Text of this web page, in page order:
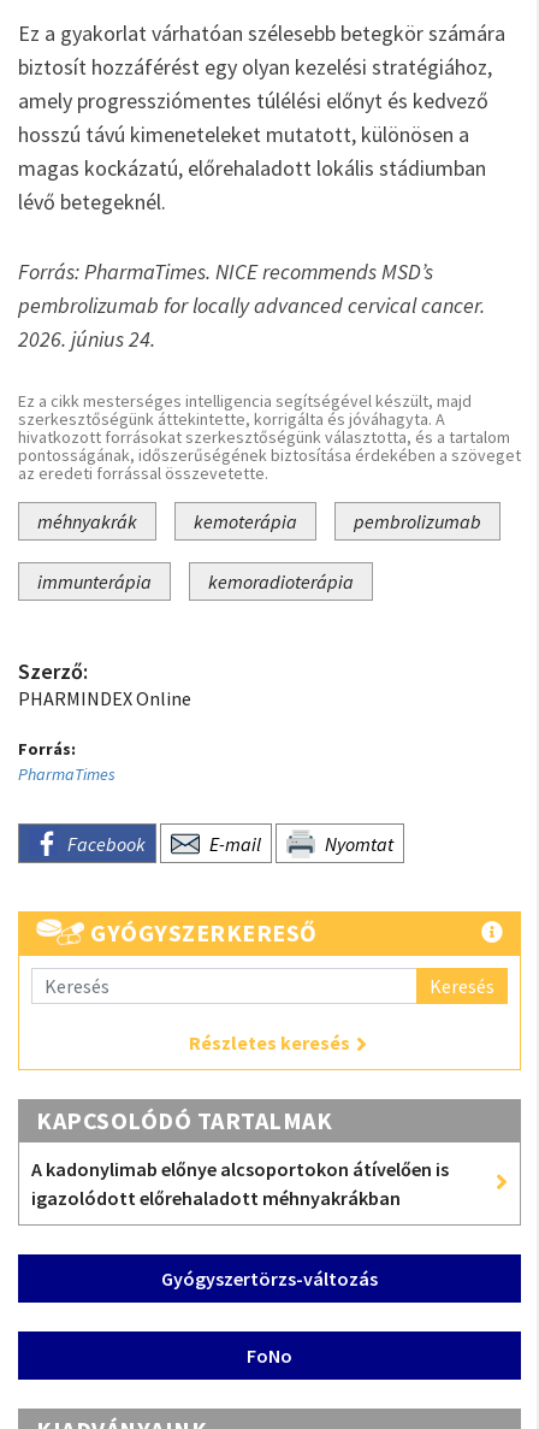
Ez a gyakorlat várhatóan szélesebb betegkör számára
biztosít hozzáférést egy olyan kezelési stratégiához,
amely progressziómentes túlélési előnyt és kedvező
hosszú távú kimeneteleket mutatott, különösen a
magas kockázatú, előrehaladott lokális stádiumban
lévő betegeknél.
Forrás: PharmaTimes. NICE recommends MSD’s
pembrolizumab for locally advanced cervical cancer.
2026. június 24.
Ez a cikk mesterséges intelligencia segítségével készült, majd
szerkesztőségünk áttekintette, korrigálta és jóváhagyta. A
hivatkozott forrásokat szerkesztőségünk választotta, és a tartalom
pontosságának, időszerűségének biztosítása érdekében a szöveget
az eredeti forrással összevetette.
méhnyakrák kemoterápia pembrolizumab
immunterápia kemoradioterápia
Szerző:
PHARMINDEX Online
Forrás:
PharmaTimes
Facebook E-mail Nyomtat
GYÓGYSZERKERESŐ
Keresés
Részletes keresés
KAPCSOLÓDÓ TARTALMAK
A kadonylimab előnye alcsoportokon átívelően is
igazolódott előrehaladott méhnyakrákban
Gyógyszertörzs-változás
FoNo